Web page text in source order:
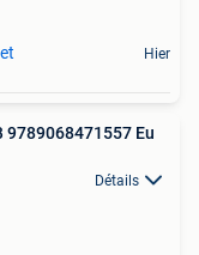
Hier
Eu
Détails